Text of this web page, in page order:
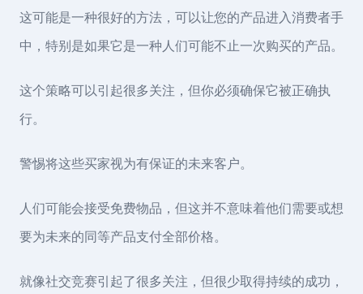
这可能是一种很好的方法，可以让您的产品进入消费者手
中，特别是如果它是一种人们可能不止一次购买的产品。
这个策略可以引起很多关注，但你必须确保它被正确执
行。
警惕将这些买家视为有保证的未来客户。
人们可能会接受免费物品，但这并不意味着他们需要或想
要为未来的同等产品支付全部价格。
就像社交竞赛引起了很多关注，但很少取得持续的成功，